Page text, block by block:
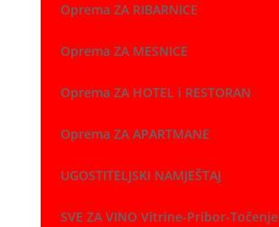
Oprema ZA RIBARNICE
Oprema ZA MESNICE
Oprema ZA HOTEL i RESTORAN
Oprema ZA APARTMANE
UGOSTITELJSKI NAMJEŠTAJ
SVE ZA VINO Vitrine-Pribor-Točenje